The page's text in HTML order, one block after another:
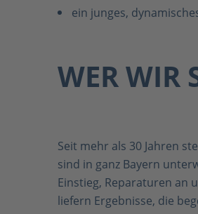
ein junges,
WER WIR
Seit mehr als 30 Jahren
sind in ganz Bayern
Einstieg, Reparaturen an
liefern Ergebnisse, die